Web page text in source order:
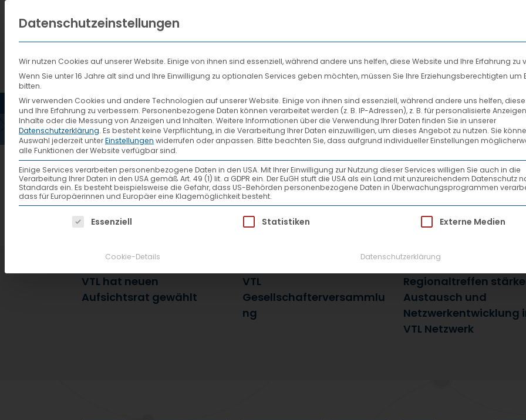
HOME AKTUELLES VTL DIENSTLEISTUNGEN SYSTEMPARTNER
CHRISTIAN-
VTL hat neuen
Aufsichtsrat gewählt
VTL
Gesellschafterversammlu
ng
25. Juni 2026
Regionaltreffen
Austausch und
Netzwerkentwicklung
VTL Netzwerk
Datenschutzeinstellungen
Wir nutzen Cookies auf unserer Website. Einige von ihnen sind essenziell, während andere uns helfen, diese Website und Ihre Erfahrung zu
Wenn Sie unter 16 Jahre alt sind und Ihre Einwilligung zu optionalen Services geben möchten, müssen Sie Ihre Erziehungsberechtigten um
bitten.
Wir verwenden Cookies und andere Technologien auf unserer Website. Einige von ihnen sind essenziell, während andere uns helfen,
und Ihre Erfahrung zu verbessern. Personenbezogene Daten können verarbeitet werden (z. B. IP-Adressen), z. B. für personalisierte
Inhalte oder die Messung von Anzeigen und Inhalten. Weitere Informationen über die Verwendung Ihrer Daten finden Sie in unserer
Datenschutzerklärung. Es besteht keine Verpflichtung, in die Verarbeitung Ihrer Daten einzuwilligen, um dieses Angebot zu nutzen. Sie
Auswahl jederzeit unterEinstellungen widerrufen oder anpassen. Bitte beachten Sie, dass aufgrund individueller Einstellungen
alle Funktionen der Website verfügbar sind.
Einige Services verarbeiten personenbezogene Daten in den USA. Mit Ihrer Einwilligung zur Nutzung dieser Services willigen Sie auch in die
Verarbeitung Ihrer Daten in den USA gemäß Art. 49 (1) lit. a GDPR ein. Der EuGH stuft die USA als ein Land mit unzureichendem Datenschutz
Standards ein. Es besteht beispielsweise die Gefahr, dass US-Behörden personenbezogene Daten in Überwachungsprogrammen
dass für Europäerinnen und Europäer eine Klagemöglichkeit besteht.
Es folgt eine Liste der Service-Gruppen, für die eine Einwilligung erteilt werden
Essenziell Statistiken Externe Medien
Cookie-Details Datenschutzerklärung